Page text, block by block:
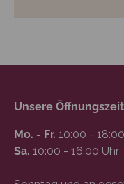
Unsere
Mo. - Fr. 10:00 -
Sa. 10:00 - 16:00 Uhr